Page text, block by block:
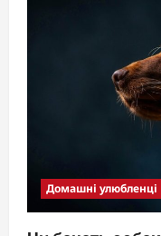
Домашні улюбленці